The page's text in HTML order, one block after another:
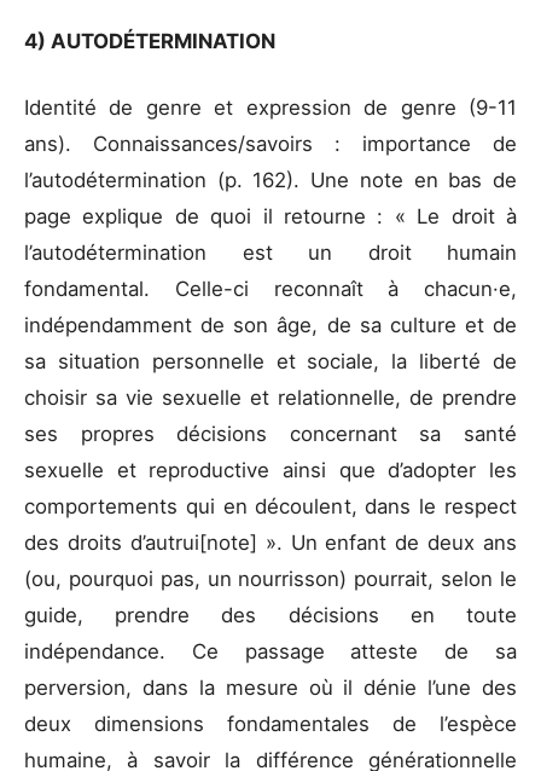
4) AUTODÉTERMINATION
Identité de genre et expression de genre (9-11
ans). Connaissances/savoirs : importance de
l’autodétermination (p. 162). Une note en bas de
page explique de quoi il retourne : « Le droit à
l’autodétermination est un droit humain
fondamental. Celle-ci reconnaît à chacun·e,
indépendamment de son âge, de sa culture et de
sa situation personnelle et sociale, la liberté de
choisir sa vie sexuelle et relationnelle, de prendre
ses propres décisions concernant sa santé
sexuelle et reproductive ainsi que d’adopter les
comportements qui en découlent, dans le respect
des droits d’autrui[note] ». Un enfant de deux ans
(ou, pourquoi pas, un nourrisson) pourrait, selon le
guide, prendre des décisions en toute
indépendance. Ce passage atteste de sa
perversion, dans la mesure où il dénie l’une des
deux dimensions fondamentales de l’espèce
humaine, à savoir la différence générationnelle